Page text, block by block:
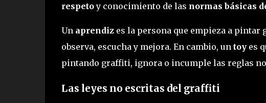
respetoy conocimiento de las normas básicas
Un aprendizes la persona que empieza a pintar
observa, escucha y mejora. En cambio, un toyes
pintando graffiti, ignora o incumple las reglas
Las leyes no escritas del graffiti